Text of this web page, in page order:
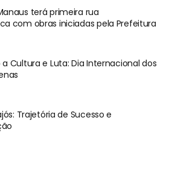
terá primeira rua
com obras iniciadas pela Prefeitura
Cultura e Luta: Dia Internacional dos
Trajetória de Sucesso e